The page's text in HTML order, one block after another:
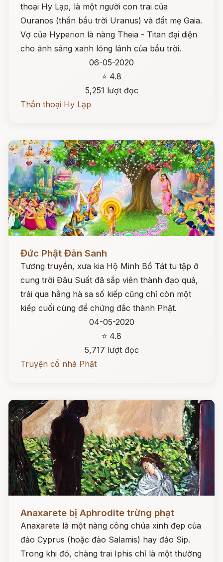
thoại Hy Lạp, là một người con trai của
Ouranos (thần bầu trời Uranus) và đất mẹ Gaia.
Vợ của Hyperion là nàng Theia - Titan đại diện
cho ánh sáng xanh lóng lánh của bầu trời.
06-05-2020
⭐ 4.8
5,251 lượt đọc
Thần thoại Hy Lạp
Đức Phật Đản Sanh
Tương truyền, xưa kia Hộ Minh Bồ Tát tu tập ở
cung trời Đâu Suất đã sắp viên thành đạo quả,
trải qua hằng hà sa số kiếp cũng chỉ còn một
kiếp cuối cùng để chứng đắc thành Phật.
04-05-2020
⭐ 4.8
5,717 lượt đọc
Truyện cổ nhà Phật
Anaxarete bị Aphrodite trừng phạt
Anaxarete là một nàng công chúa xinh đẹp của
đảo Cyprus (hoặc đảo Salamis) hay đảo Sip.
Trong khi đó, chàng trai Iphis chỉ là một thường